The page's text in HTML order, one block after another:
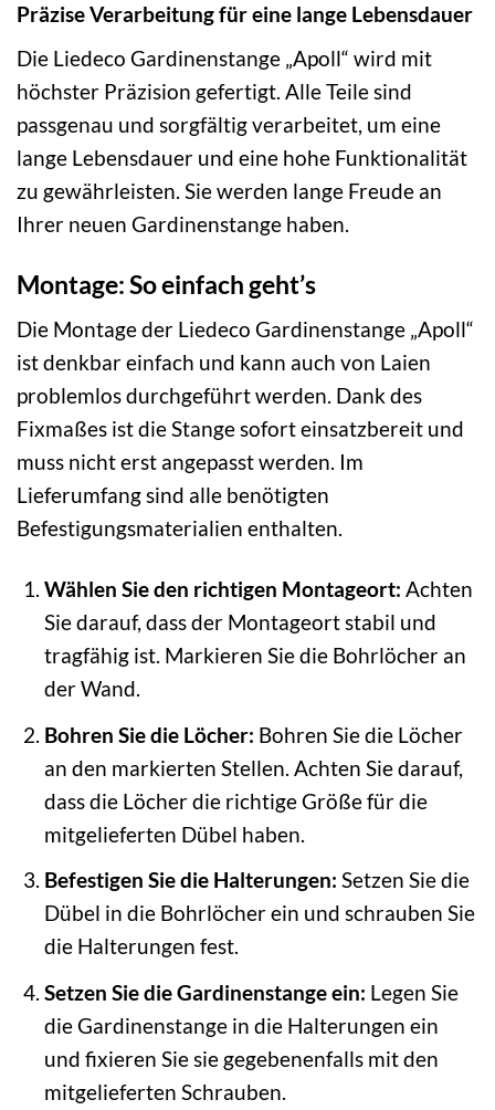
Präzise Verarbeitung für eine lange Lebensdauer
Die Liedeco Gardinenstange „Apoll“ wird mit
höchster Präzision gefertigt. Alle Teile sind
passgenau und sorgfältig verarbeitet, um eine
lange Lebensdauer und eine hohe Funktionalität
zu gewährleisten. Sie werden lange Freude an
Ihrer neuen Gardinenstange haben.
Montage: So einfach geht’s
Die Montage der Liedeco Gardinenstange „Apoll“
ist denkbar einfach und kann auch von Laien
problemlos durchgeführt werden. Dank des
Fixmaßes ist die Stange sofort einsatzbereit und
muss nicht erst angepasst werden. Im
Lieferumfang sind alle benötigten
Befestigungsmaterialien enthalten.
Wählen Sie den richtigen Montageort: Achten
Sie darauf, dass der Montageort stabil und
tragfähig ist. Markieren Sie die Bohrlöcher an
der Wand.
Bohren Sie die Löcher: Bohren Sie die Löcher
an den markierten Stellen. Achten Sie darauf,
dass die Löcher die richtige Größe für die
mitgelieferten Dübel haben.
Befestigen Sie die Halterungen: Setzen Sie die
Dübel in die Bohrlöcher ein und schrauben Sie
die Halterungen fest.
Setzen Sie die Gardinenstange ein: Legen Sie
die Gardinenstange in die Halterungen ein
und fixieren Sie sie gegebenenfalls mit den
mitgelieferten Schrauben.